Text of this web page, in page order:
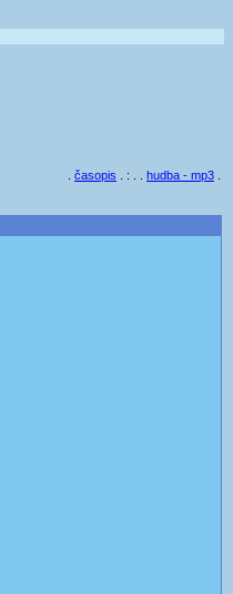
časopis . : . . hudba - mp3